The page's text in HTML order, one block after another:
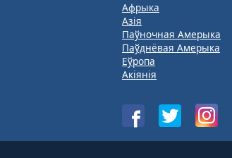
Афрыка
Азія
Паўночная Амерыка
Паўднёвая Амерыка
Еўропа
Акіянія